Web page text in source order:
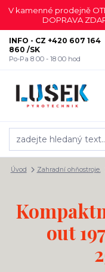
V kamenné prodejně
DOPRAVA
INFO - CZ +420 607 164
860 /SK
Po-Pa 8 00 - 18 00 hod
Úvod Zahradní ohňostroje.
out